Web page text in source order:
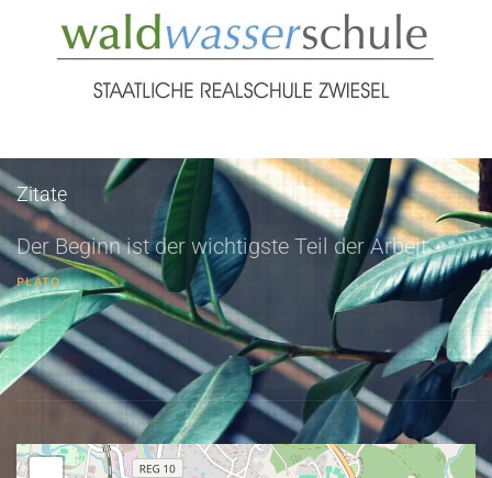
Zitate
Der Beginn ist der wichtigste Teil der Arbeit.
PLATO